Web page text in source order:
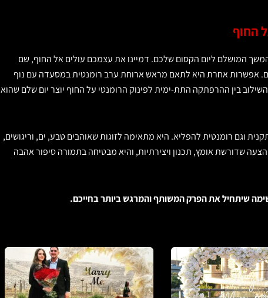
החוף
המושלם ליום הקסום שלכם. דמיינו את עצמכם עולים אל החוף, שם
אפשרות אחרת היא לתאם מראש ארוחת ערב רומנטית במסעדה עם נוף
בין ההרפתקה התת-ימית לפינוק הרומנטי על החוף יוצר יום שלם שהוא
וגם רומנטית להפליא. היא מתאימה לזוגות שאוהבים טבע, ים, וריגושים,
שדורשת אומץ, תכנון ויצירתיות, והיא מבטיחה בתמורה סיפור אהבה
שיתחיל את הפרק המשותף והמרגש ביותר בחייכם.